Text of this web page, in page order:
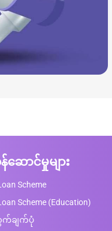
ဆောင်မှုများ
Scheme
Scheme (Education)
က်ချက်ပုံ